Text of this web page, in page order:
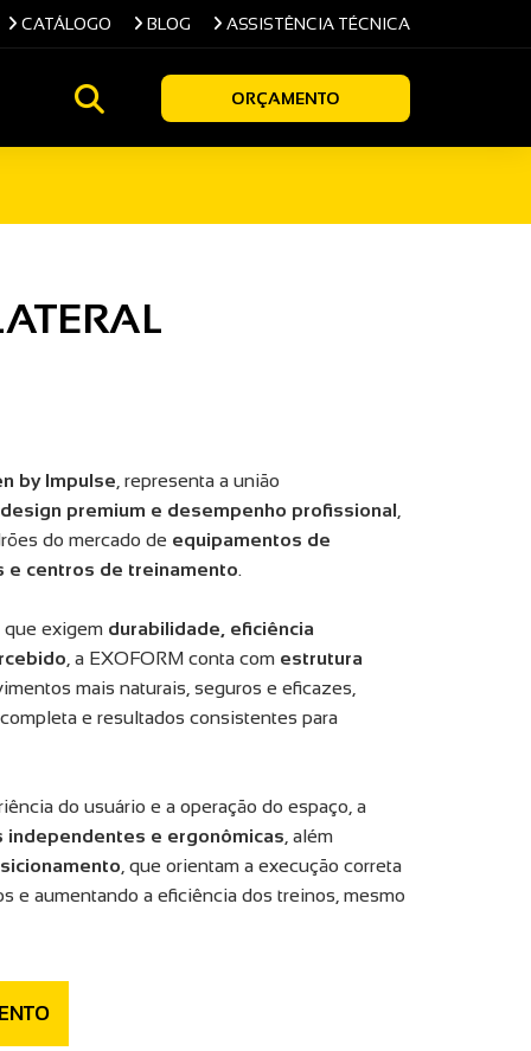
CATÁLOGO BLOG ASSISTÊNCIA TÉCNICA
ORÇAMENTO
by Impulse , representa a união
premium e desempenho profissional
do mercado de equipamentos de
e centros de treinamento.
que exigem durabilidade, eficiência
, a EXOFORM conta com estrutura
mais naturais, seguros e eficazes,
e resultados consistentes para
do usuário e a operação do espaço, a
independentes e ergonômicas , além
, que orientam a execução correta
e aumentando a eficiência dos treinos, mesmo